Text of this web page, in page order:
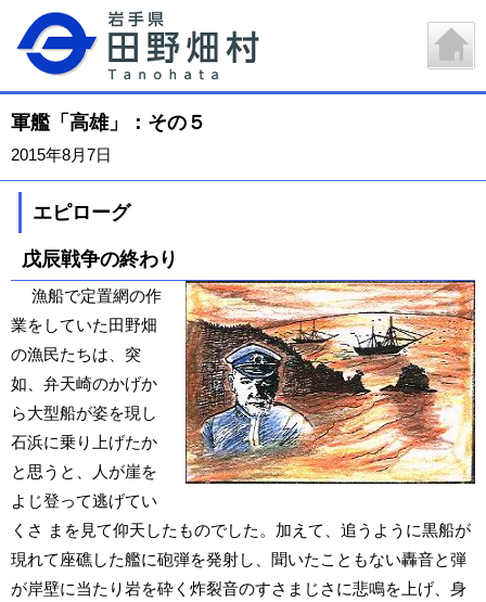
軍艦「高雄」：その５
2015年8月7日
エピローグ
戊辰戦争の終わり
漁船で定置網の作
業をしていた田野畑
の漁民たちは、突
如、弁天崎のかげか
ら大型船が姿を現し
石浜に乗り上げたか
と思うと、人が崖を
よじ登って逃げてい
くさ まを見て仰天したものでした。加えて、追うように黒船が
現れて座礁した艦に砲弾を発射し、聞いたこともない轟音と弾
が岸壁に当たり岩を砕く炸裂音のすさまじさに悲鳴を上げ、身